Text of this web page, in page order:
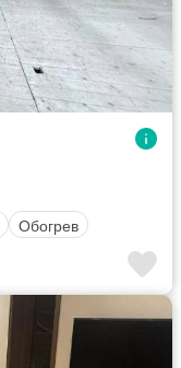
Обогрев